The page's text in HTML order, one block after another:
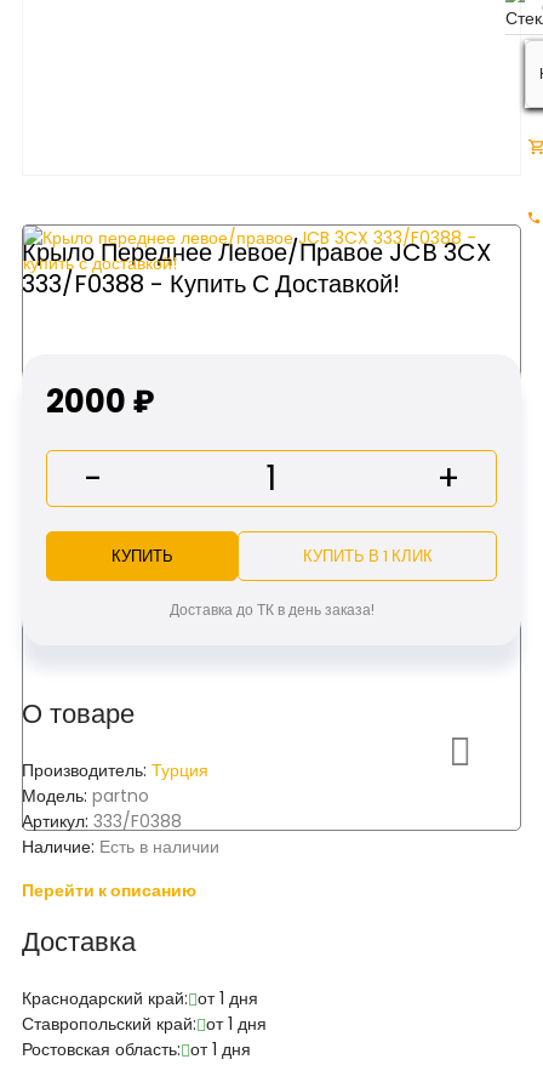
Крыло Переднее Левое/правое JCB 3CX
333/F0388 - Купить С Доставкой!
О товаре
Производитель: Турция
Модель: partno
Артикул: 333/F0388
Наличие: Есть в наличии
Перейти к описанию
Доставка
Краснодарский край: от 1 дня
Ставропольский край: от 1 дня
Ростовская область: от 1 дня
2000 ₽
- +
КУПИТЬ КУПИТЬ В 1 КЛИК
Доставка до ТК в день заказа!